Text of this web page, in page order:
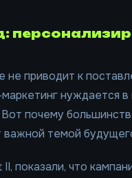
приводит к
нуждается в
почему
важной темой
показали, что